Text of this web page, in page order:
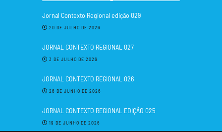
Jornal Contexto Regional edição 029
20 DE JULHO DE 2026
JORNAL CONTEXTO REGIONAL 027
3 DE JULHO DE 2026
JORNAL CONTEXTO REGIONAL 026
26 DE JUNHO DE 2026
JORNAL CONTEXTO REGIONAL EDIÇÃO 025
19 DE JUNHO DE 2026